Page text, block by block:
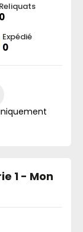
Reliquats
0
Expédié
0
1 - Mon